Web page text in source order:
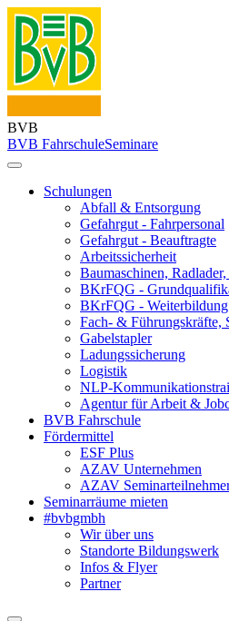
BVB
BVB FahrschuleSeminare
Schulungen
Abfall & Entsorgung
Gefahrgut - Fahrpersonal
Gefahrgut - Beauftragte
Arbeitssicherheit
Baumaschinen,
BKrFQG -
BKrFQG - Weiterbildung
Fach- & Führungskräfte,
Gabelstapler
Ladungssicherung
Logistik
NLP-
Agentur für Arbeit &
BVB Fahrschule
Fördermittel
ESF Plus
AZAV Unternehmen
AZAV
Seminarräume mieten
#bvbgmbh
Wir über uns
Standorte Bildungswerk
Infos & Flyer
Partner